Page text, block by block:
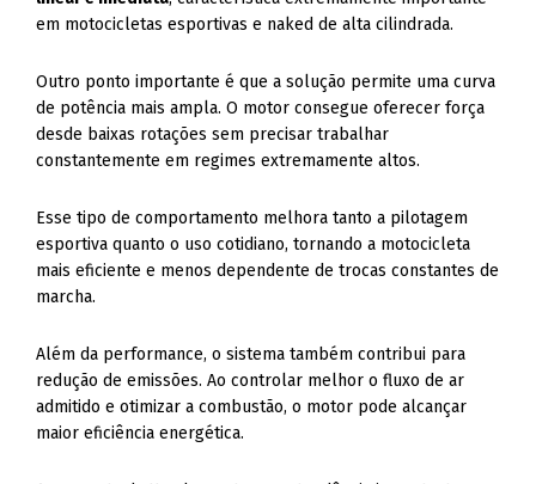
em motocicletas esportivas e naked de alta cilindrada.
Outro ponto importante é que a solução permite uma curva
de potência mais ampla. O motor consegue oferecer força
desde baixas rotações sem precisar trabalhar
constantemente em regimes extremamente altos.
Esse tipo de comportamento melhora tanto a pilotagem
esportiva quanto o uso cotidiano, tornando a motocicleta
mais eficiente e menos dependente de trocas constantes de
marcha.
Além da performance, o sistema também contribui para
redução de emissões. Ao controlar melhor o fluxo de ar
admitido e otimizar a combustão, o motor pode alcançar
maior eficiência energética.